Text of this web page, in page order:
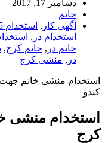
دسامبر 17, 2017
خانم
آگهی کار , استخدام 95
استخدام در ,
خانم در , خانم کرج,
در , منشی کرج
استخدام منشی خانم
کندو
استخدام منشی
کرج